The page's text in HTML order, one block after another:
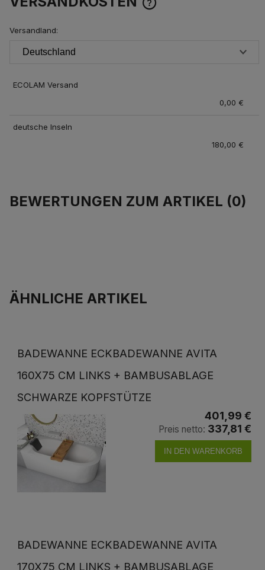
EVENTUELLEN
Versandland:
ECOLAM Versand
0,00 €
deutsche Inseln
180,00 €
BEWERTUNGEN ZUM ARTIKEL (0)
ÄHNLICHE ARTIKEL
BADEWANNE ECKBADEWANNE AVITA
160X75 CM LINKS + BAMBUSABLAGE
SCHWARZE KOPFSTÜTZE
401,99 €
Preis netto: 337,81 €
IN DEN WARENKORB
BADEWANNE ECKBADEWANNE AVITA
170X75 CM LINKS + BAMBUSABLAGE